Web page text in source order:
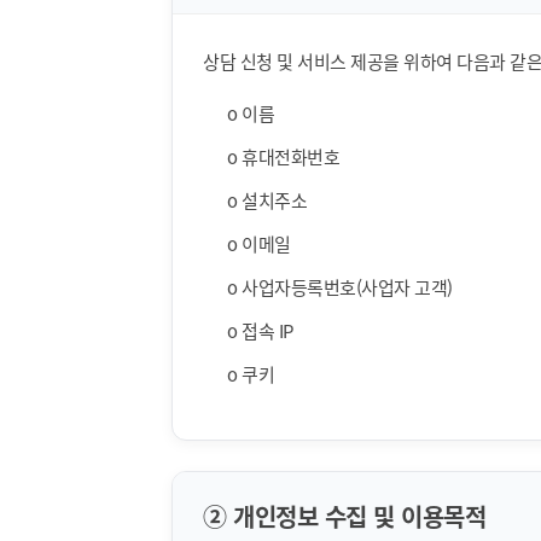
상담 신청 및 서비스 제공을 위하여 다음과 같
ο 이름
ο 휴대전화번호
ο 설치주소
ο 이메일
ο 사업자등록번호(사업자 고객)
ο 접속 IP
ο 쿠키
② 개인정보 수집 및 이용목적